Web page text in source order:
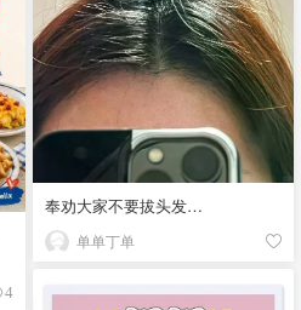
奉劝大家不要拔头发…
单单丁单
4